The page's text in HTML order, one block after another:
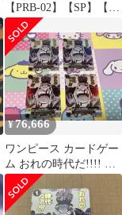
【PRB-02】【SP】【パ
ラレル】【OP09-096】
¥76,666
ワンピース カードゲー
ム おれの時代だ!!!! パ
ラレル OP09-096 SP